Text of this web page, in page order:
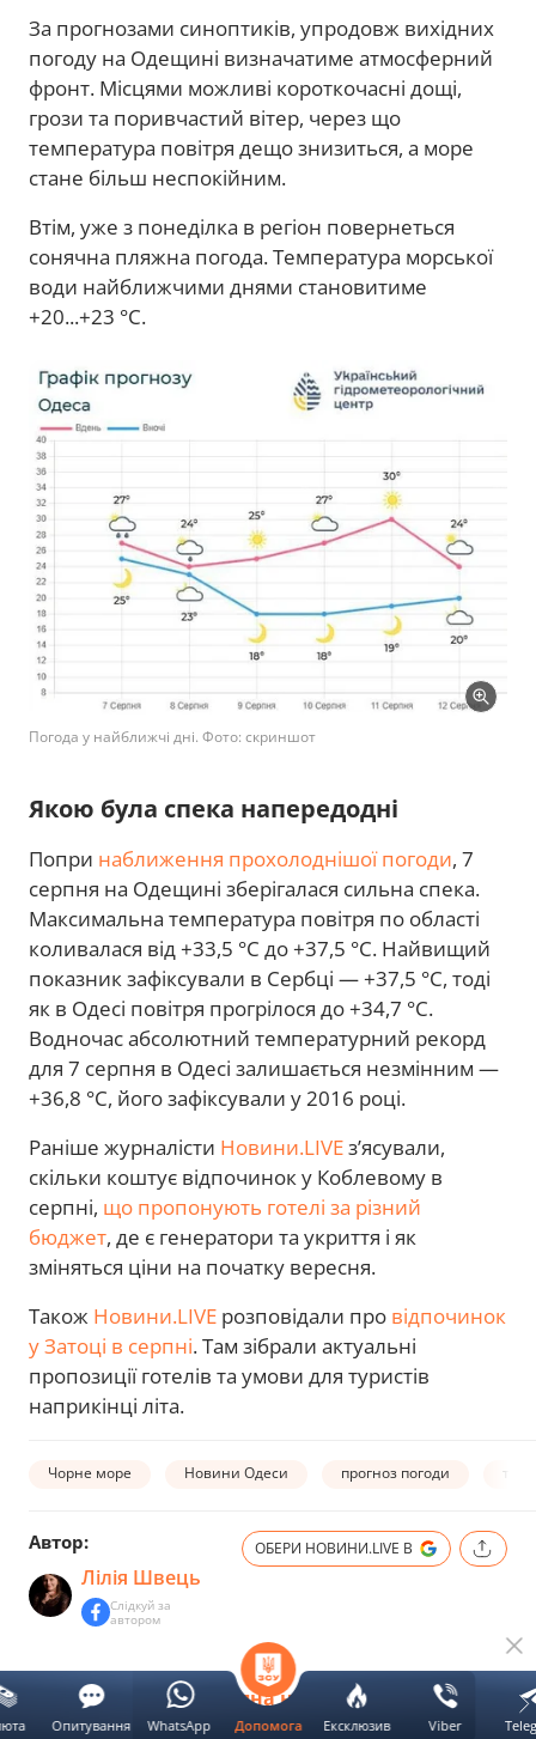
За прогнозами синоптиків, упродовж вихідних
погоду на Одещині визначатиме атмосферний
фронт. Місцями можливі короткочасні дощі,
грози та поривчастий вітер, через що
температура повітря дещо знизиться, а море
стане більш неспокійним.
Втім, уже з понеділка в регіон повернеться
сонячна пляжна погода. Температура морської
води найближчими днями становитиме
+20...+23 °C.
Погода у найближчі дні. Фото: скриншот
Якою була спека напередодні
Попри наближення прохолоднішої погоди, 7
серпня на Одещині зберігалася сильна спека.
Максимальна температура повітря по області
коливалася від +33,5 °C до +37,5 °C. Найвищий
показник зафіксували в Сербці — +37,5 °C, тоді
як в Одесі повітря прогрілося до +34,7 °C.
Водночас абсолютний температурний рекорд
для 7 серпня в Одесі залишається незмінним —
+36,8 °C, його зафіксували у 2016 році.
Раніше журналісти Новини.LIVEз’ясували,
скільки коштує відпочинок у Коблевому в
серпні, що пропонують готелі за різний
бюджет, де є генератори та укриття і як
зміняться ціни на початку вересня.
Також Новини.LIVE розповідали про відпочинок
у Затоці в серпні. Там зібрали актуальні
пропозиції готелів та умови для туристів
наприкінці літа.
Чорне море Новини Одеси прогноз погоди
Автор:
Лілія Швець
Слідкуй за
автором
ОБЕРИ НОВИНИ.LIVE В
Наступна новина
Допомога Ексклюзив Viber
Опитування WhatsApp